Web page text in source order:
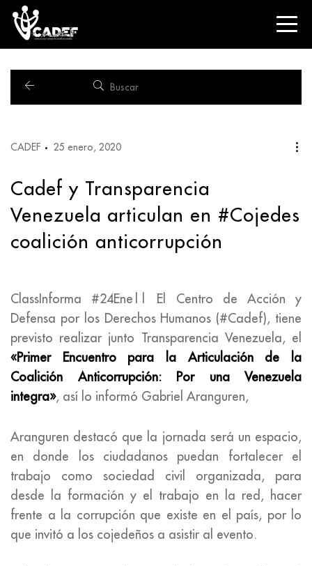
CADEF 25 enero, 2020
Cadef y Transparencia
Venezuela articulan en #Cojedes
coalición anticorrupción
ClassInforma #24Ene|| El Centro de Acción y
Defensa por los Derechos Humanos (#Cadef), tiene
previsto realizar junto Transparencia Venezuela, el
«Primer Encuentro para la Articulación de la
Coalición Anticorrupción: Por una Venezuela
integra», así lo informó Gabriel Aranguren,
Aranguren destacó que la jornada será un espacio,
en donde los ciudadanos puedan fortalecer el
trabajo como sociedad civil organizada, para
desde la formación y el trabajo en la red, hacer
frente a la corrupción que existe en el país, por lo
que invitó a los cojedeños a asistir al evento.